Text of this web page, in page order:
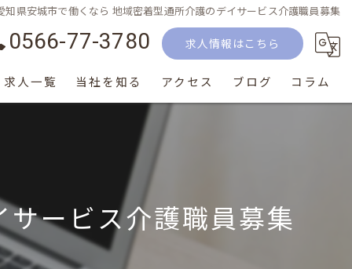
知県安城市で働くなら 地域密着型通所介護のデイサービス介護職員募集
0566-77-3780 求人情報はこちら
求人一覧 当社を知る
生活相談員
介護士
アクセス ブログ コラム
ービス介護職員募集